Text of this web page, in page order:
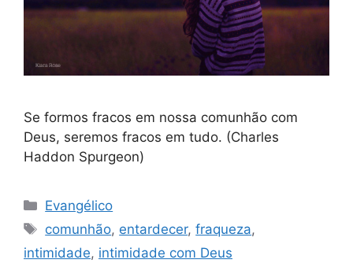
Se formos fracos em nossa comunhão com
Deus, seremos fracos em tudo. (Charles
Haddon Spurgeon)
Categorias
Evangélico
Tags
comunhão, entardecer,fraqueza,
intimidade, intimidade com Deus